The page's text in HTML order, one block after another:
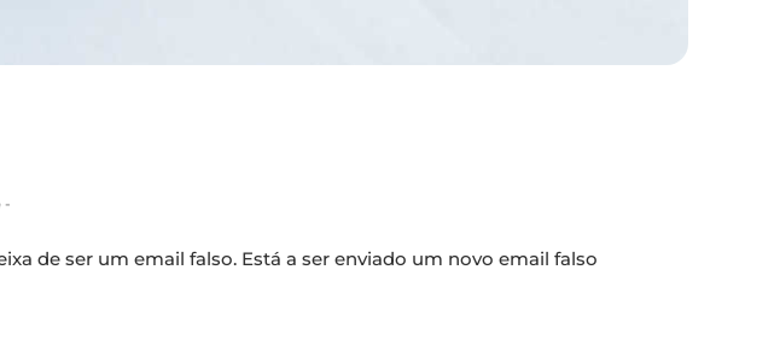
-
de ser um email falso. Está a ser enviado um novo email falso